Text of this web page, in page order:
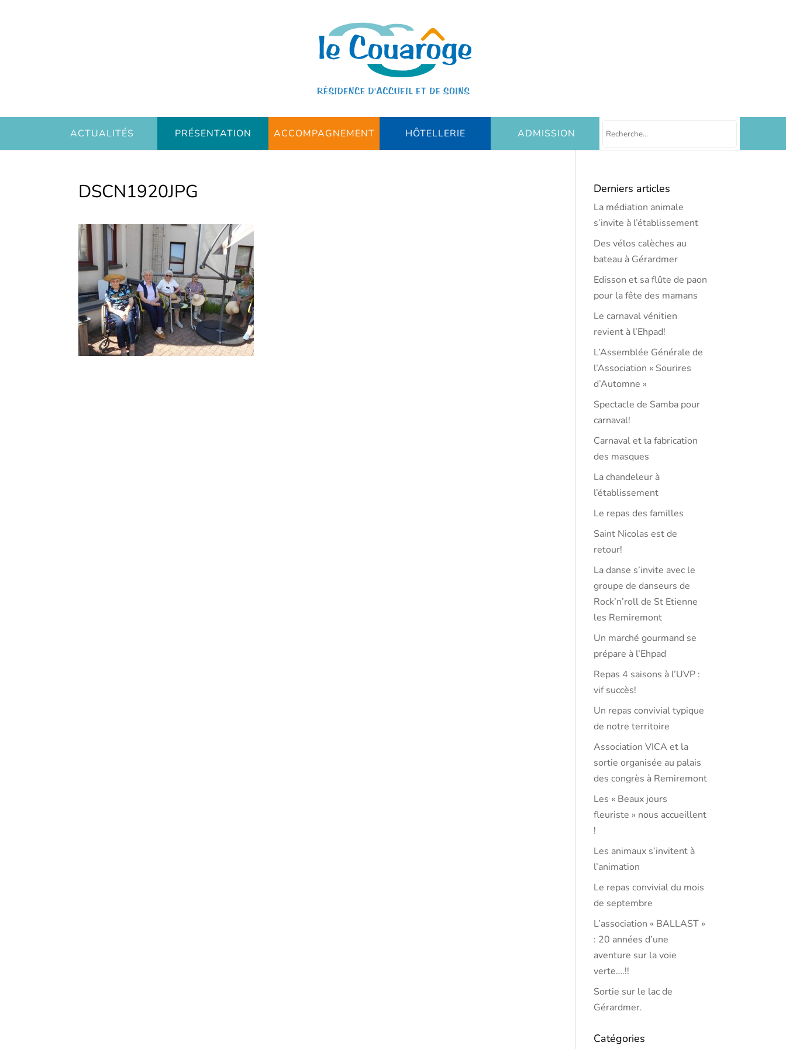
ACTUALITÉS PRÉSENTATION ACCOMPAGNEMENT HÔTELLERIE ADMISSION
DSCN1920JPG Derniers articles
La médiation animale
s’invite à l’établissement
Des vélos calèches au
bateau à Gérardmer
Edisson et sa flûte de paon
pour la fête des mamans
Le carnaval vénitien
revient à l’Ehpad!
L’Assemblée Générale de
l’Association « Sourires
d’Automne »
Spectacle de Samba pour
carnaval!
Carnaval et la fabrication
des masques
La chandeleur à
l’établissement
Le repas des familles
Saint Nicolas est de
retour!
La danse s’invite avec le
groupe de danseurs de
Rock’n’roll de St Etienne
les Remiremont
Un marché gourmand se
prépare à l’Ehpad
Repas 4 saisons à l’UVP :
vif succès!
Un repas convivial typique
de notre territoire
Association VICA et la
sortie organisée au palais
des congrès à Remiremont
Les « Beaux jours
fleuriste » nous accueillent
!
Les animaux s’invitent à
l’animation
Le repas convivial du mois
de septembre
L’association « BALLAST »
: 20 années d’une
aventure sur la voie
verte….!!
Sortie sur le lac de
Gérardmer.
Catégories